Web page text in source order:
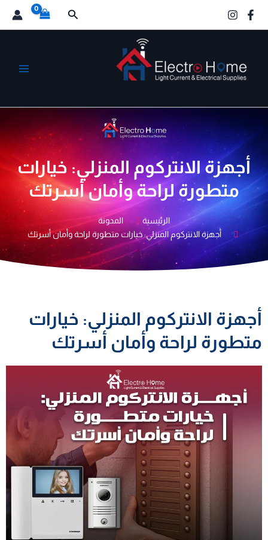
البحث
أجهزة الانتركوم المنزلي: خيارات
متطورة لراحة وأمان أسرتك
الرئيسية
المدونة
أجهزة الانتركوم المنزلي: خيارات متطورة لراحة وأمان أسرتك
أجهزة الانتركوم المنزلي: خيارات
متطورة لراحة وأمان أسرتك